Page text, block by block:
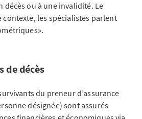
décès ou à une invalidité. Le
contexte, les spécialistes parlent
de décès
du preneur d’assurance
désignée) sont assurés